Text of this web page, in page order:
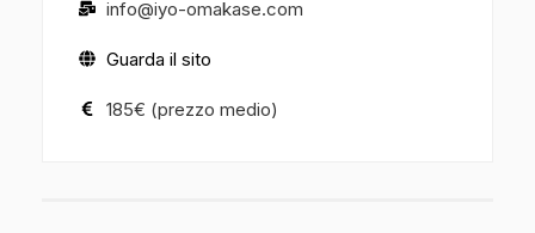
info@iyo-omakase.com
Guarda il sito
185€ (prezzo medio)